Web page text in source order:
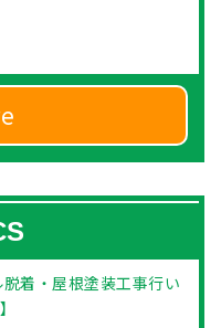
着・屋根塗装工事行い